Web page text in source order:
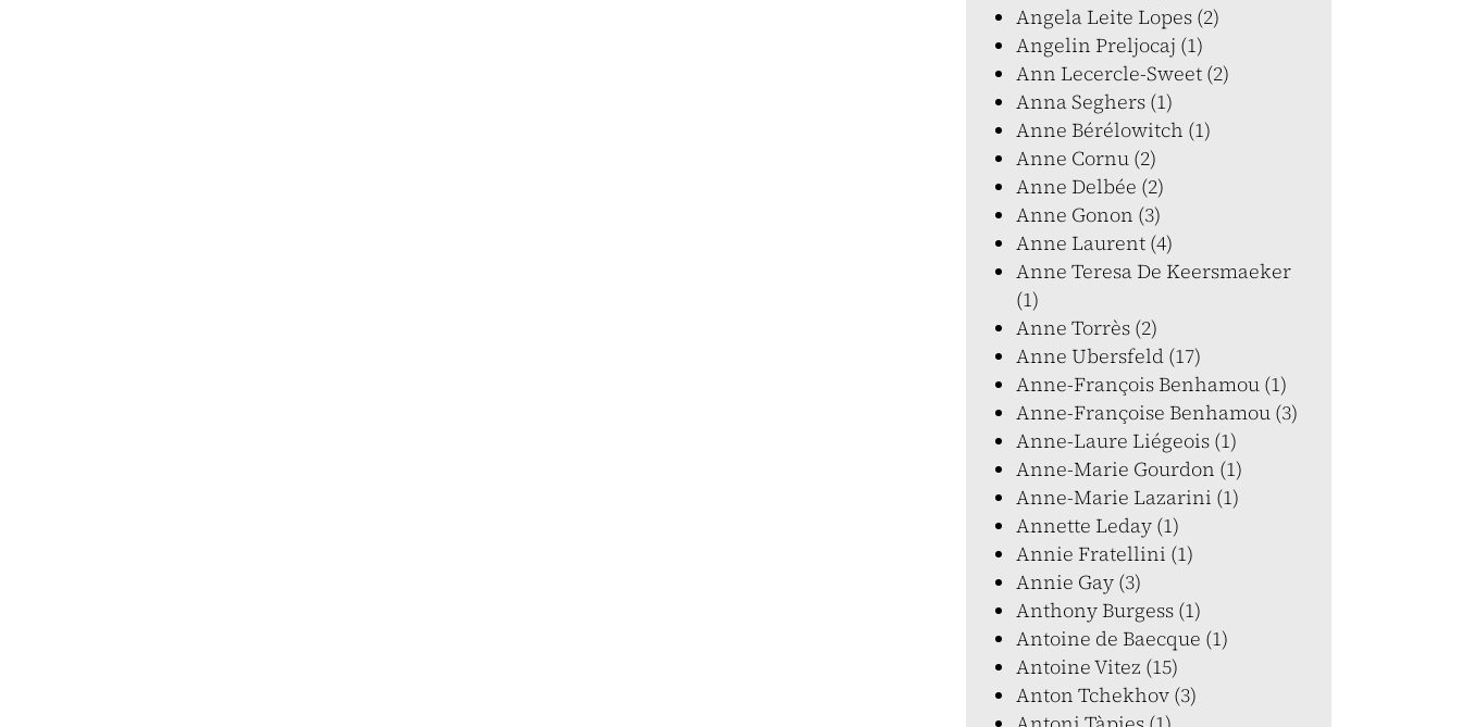
Angela Leite Lopes (2)
Angelin Preljocaj (1)
Ann Lecercle-Sweet (2)
Anna Seghers (1)
Anne Bérélowitch (1)
Anne Cornu (2)
Anne Delbée (2)
Anne Gonon (3)
Anne Laurent (4)
Anne Teresa De Keersmaeker
(1)
Anne Torrès (2)
Anne Ubersfeld (17)
Anne-François Benhamou (1)
Anne-Françoise Benhamou (3)
Anne-Laure Liégeois (1)
Anne-Marie Gourdon (1)
Anne-Marie Lazarini (1)
Annette Leday (1)
Annie Fratellini (1)
Annie Gay (3)
Anthony Burgess (1)
Antoine de Baecque (1)
Antoine Vitez (15)
Anton Tchekhov (3)